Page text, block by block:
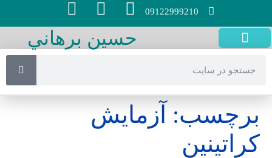
09122999210
حسين برهاني
برچسب: آزمايش
كراتينين